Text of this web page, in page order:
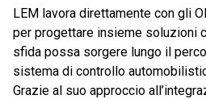
LEM lavora direttamente con gli
per progettare insieme soluzioni
sfida possa sorgere lungo il
sistema di controllo
Grazie al suo approccio